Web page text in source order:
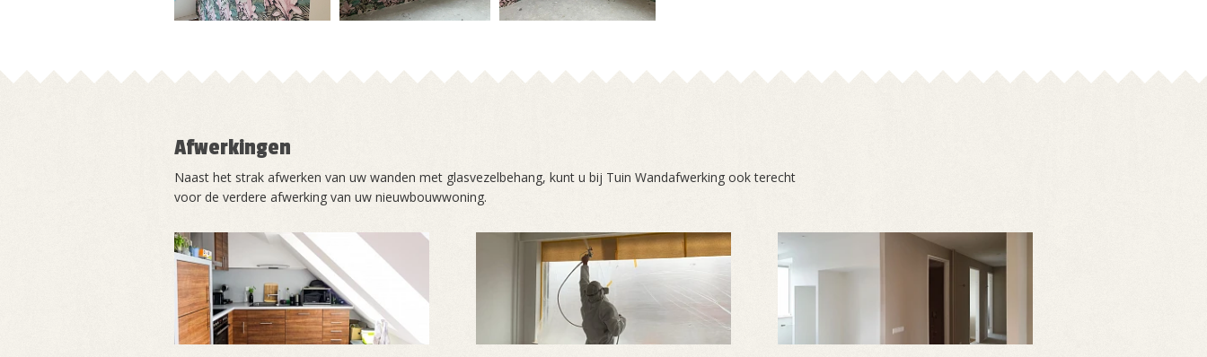
Afwerkingen
Naast het strak afwerken van uw wanden met glasvezelbehang, kunt u bij Tuin Wandafwerking ook terecht
voor de verdere afwerking van uw nieuwbouwwoning.